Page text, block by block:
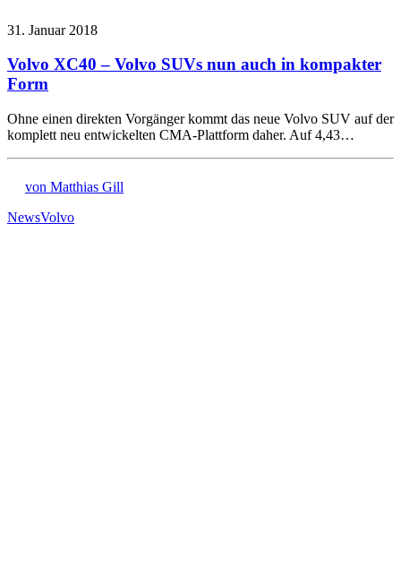
31. Januar 2018
Volvo XC40 – Volvo SUVs nun auch in kompakter
Form
Ohne einen direkten Vorgänger kommt das neue Volvo SUV auf der
komplett neu entwickelten CMA-Plattform daher. Auf 4,43…
von Matthias Gill
NewsVolvo